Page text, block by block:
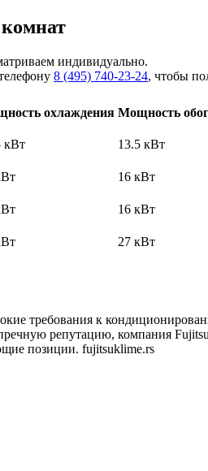
индивидуально.
8 (495) 740-23-24, чтобы
охлаждения Мощность
кВт 13.5 кВт
16 кВт
16 кВт
27 кВт
требования к
репутацию, компания
позиции. fujitsuklime.rs